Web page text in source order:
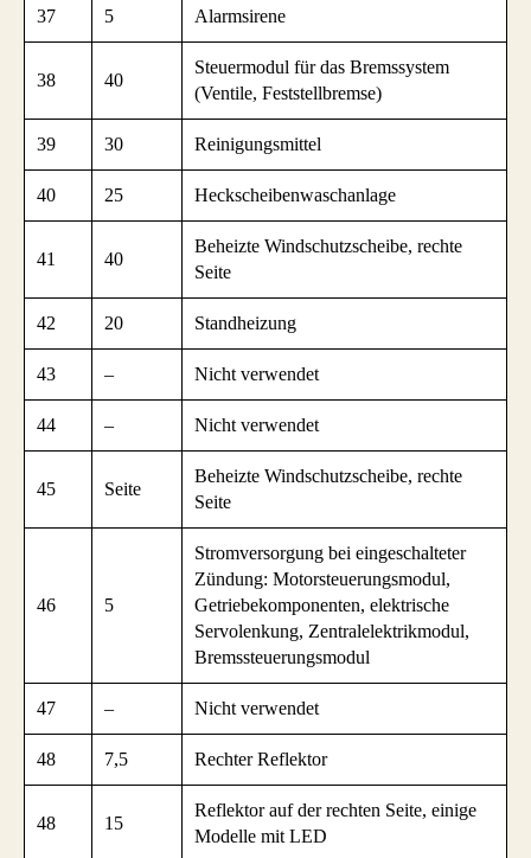
37 5 Alarmsirene
38 40
Steuermodul für das Bremssystem
(Ventile, Feststellbremse)
39 30 Reinigungsmittel
40 25 Heckscheibenwaschanlage
41 40
Beheizte Windschutzscheibe, rechte
Seite
42 20 Standheizung
43 – Nicht verwendet
44 – Nicht verwendet
45 Seite
Beheizte Windschutzscheibe, rechte
Seite
46 5
Stromversorgung bei eingeschalteter
Zündung: Motorsteuerungsmodul,
Getriebekomponenten, elektrische
Servolenkung, Zentralelektrikmodul,
Bremssteuerungsmodul
47 – Nicht verwendet
48 7,5 Rechter Reflektor
48 15
Reflektor auf der rechten Seite, einige
Modelle mit LED